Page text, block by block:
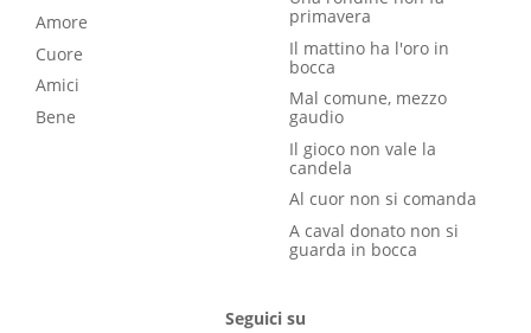
Amore
Cuore
Amici
Bene
primavera
Il mattino ha l'oro in
bocca
Mal comune, mezzo
gaudio
Il gioco non vale la
candela
Al cuor non si comanda
A caval donato non si
guarda in bocca
Seguici su